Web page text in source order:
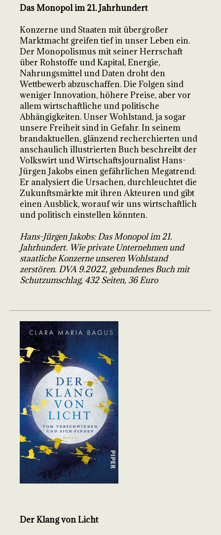
Das Monopol im 21. Jahrhundert
Konzerne und Staaten mit übergroßer
Marktmacht greifen tief in unser Leben ein.
Der Monopolismus mit seiner Herrschaft
über Rohstoffe und Kapital, Energie,
Nahrungsmittel und Daten droht den
Wettbewerb abzuschaffen. Die Folgen sind
weniger Innovation, höhere Preise, aber vor
allem wirtschaftliche und politische
Abhängigkeiten. Unser Wohlstand, ja sogar
unsere Freiheit sind in Gefahr. In seinem
brandaktuellen, glänzend recherchierten und
anschaulich illustrierten Buch beschreibt der
Volkswirt und Wirtschaftsjournalist Hans-
Jürgen Jakobs einen gefährlichen Megatrend:
Er analysiert die Ursachen, durchleuchtet die
Zukunftsmärkte mit ihren Akteuren und gibt
einen Ausblick, worauf wir uns wirtschaftlich
und politisch einstellen könnten.
Hans-Jürgen Jakobs: Das Monopol im 21.
Jahrhundert. Wie private Unternehmen und
staatliche Konzerne unseren Wohlstand
zerstören. DVA 9.2022, gebundenes Buch mit
Schutzumschlag, 432 Seiten, 36 Euro
Der Klang von Licht